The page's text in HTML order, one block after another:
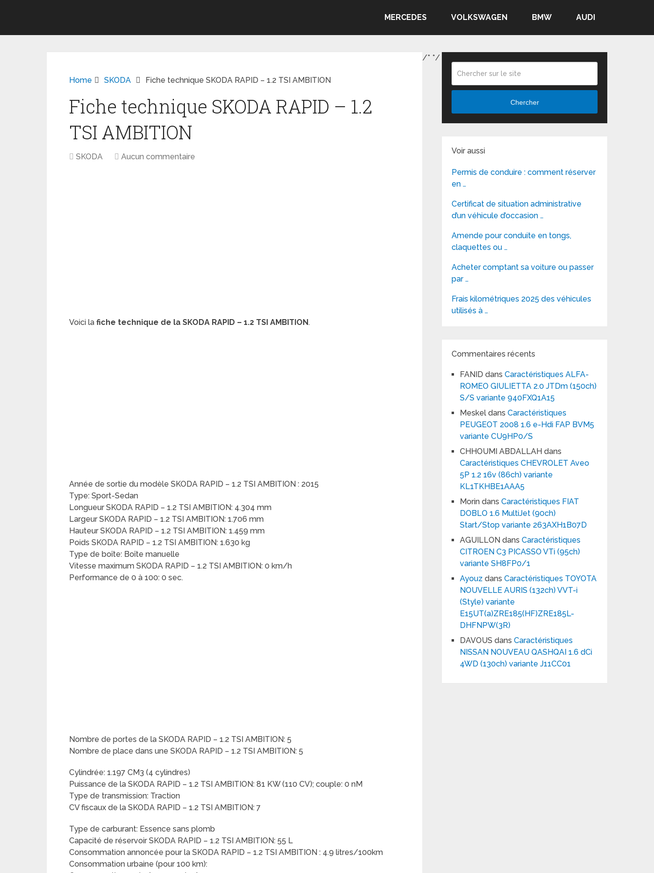
MERCEDES VOLKSWAGEN BMW AUDI
Home SKODA Fiche technique SKODA RAPID – 1.2 TSI AMBITION
Fiche technique SKODA RAPID – 1.2
TSI AMBITION
SKODA Aucun commentaire
Voici la fiche technique de la SKODA RAPID – 1.2 TSI AMBITION.
Année de sortie du modèle SKODA RAPID – 1.2 TSI AMBITION : 2015
Type: Sport-Sedan
Longueur SKODA RAPID – 1.2 TSI AMBITION: 4.304 mm
Largeur SKODA RAPID – 1.2 TSI AMBITION: 1.706 mm
Hauteur SKODA RAPID – 1.2 TSI AMBITION: 1.459 mm
Poids SKODA RAPID – 1.2 TSI AMBITION: 1.630 kg
Type de boîte: Boîte manuelle
Vitesse maximum SKODA RAPID – 1.2 TSI AMBITION: 0 km/h
Performance de 0 à 100: 0 sec.
Nombre de portes de la SKODA RAPID – 1.2 TSI AMBITION: 5
Nombre de place dans une SKODA RAPID – 1.2 TSI AMBITION: 5
Cylindrée: 1.197 CM3 (4 cylindres)
Puissance de la SKODA RAPID – 1.2 TSI AMBITION: 81 KW (110 CV); couple: 0 nM
Type de transmission: Traction
CV fiscaux de la SKODA RAPID – 1.2 TSI AMBITION: 7
Type de carburant: Essence sans plomb
Capacité de réservoir SKODA RAPID – 1.2 TSI AMBITION: 55 L
Consommation annoncée pour la SKODA RAPID – 1.2 TSI AMBITION : 4.9 litres/100km
Consommation urbaine (pour 100 km):
Chercher
Voir aussi
Permis de conduire : comment réserver
en …
Certificat de situation administrative
d’un véhicule d’occasion …
Amende pour conduite en tongs,
claquettes ou …
Acheter comptant sa voiture ou passer
par …
Frais kilométriques 2025 des véhicules
utilisés à …
Commentaires récents
FANID dansCaractéristiques ALFA-
ROMEO GIULIETTA 2.0 JTDm (150ch)
S/S variante 940FXQ1A15
Meskel dansCaractéristiques
PEUGEOT 2008 1.6 e-Hdi FAP BVM5
variante CU9HP0/S
CHHOUMI ABDALLAH dans
Caractéristiques CHEVROLET Aveo
5P 1.2 16v (86ch) variante
KL1TKHBE1AAA5
Morin dansCaractéristiques FIAT
DOBLO 1.6 MultiJet (90ch)
Start/Stop variante 263AXH1B07D
AGUILLON dansCaractéristiques
CITROEN C3 PICASSO VTi (95ch)
variante SH8FP0/1
Ayouz dansCaractéristiques TOYOTA
NOUVELLE AURIS (132ch) VVT-i
(Style) variante
E15UT(a)ZRE185(HF)ZRE185L-
DHFNPW(3R)
DAVOUS dansCaractéristiques
NISSAN NOUVEAU QASHQAI 1.6 dCi
4WD (130ch) variante J11CC01
/* */